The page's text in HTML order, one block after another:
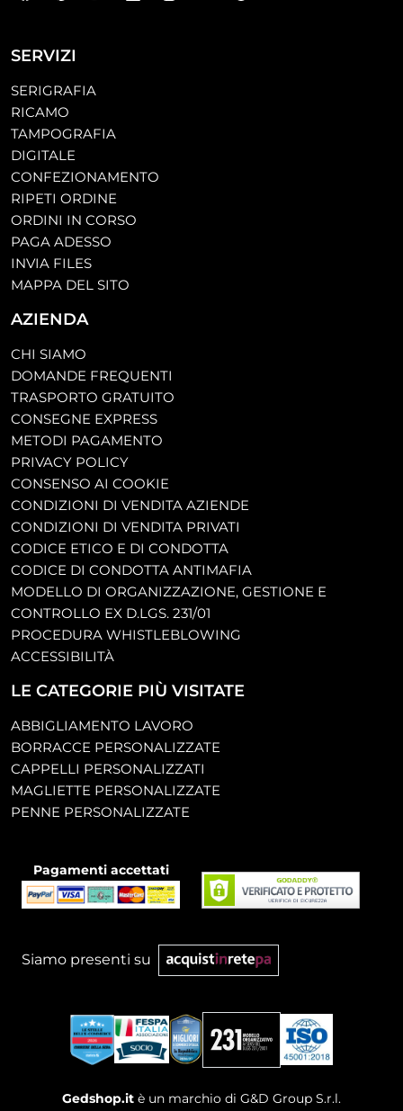
SERVIZI
SERIGRAFIA
RICAMO
TAMPOGRAFIA
DIGITALE
CONFEZIONAMENTO
RIPETI ORDINE
ORDINI IN CORSO
PAGA ADESSO
INVIA FILES
MAPPA DEL SITO
AZIENDA
CHI SIAMO
DOMANDE FREQUENTI
TRASPORTO GRATUITO
CONSEGNE EXPRESS
METODI PAGAMENTO
PRIVACY POLICY
CONSENSO AI COOKIE
CONDIZIONI DI VENDITA AZIENDE
CONDIZIONI DI VENDITA PRIVATI
CODICE ETICO E DI CONDOTTA
CODICE DI CONDOTTA ANTIMAFIA
MODELLO DI ORGANIZZAZIONE, GESTIONE E
CONTROLLO EX D.LGS. 231/01
PROCEDURA WHISTLEBLOWING
ACCESSIBILITÀ
LE CATEGORIE PIÙ VISITATE
ABBIGLIAMENTO LAVORO
BORRACCE PERSONALIZZATE
CAPPELLI PERSONALIZZATI
MAGLIETTE PERSONALIZZATE
PENNE PERSONALIZZATE
Pagamenti accettati
Siamo presenti su
Gedshop.it è un marchio di G&D Group S.r.l.